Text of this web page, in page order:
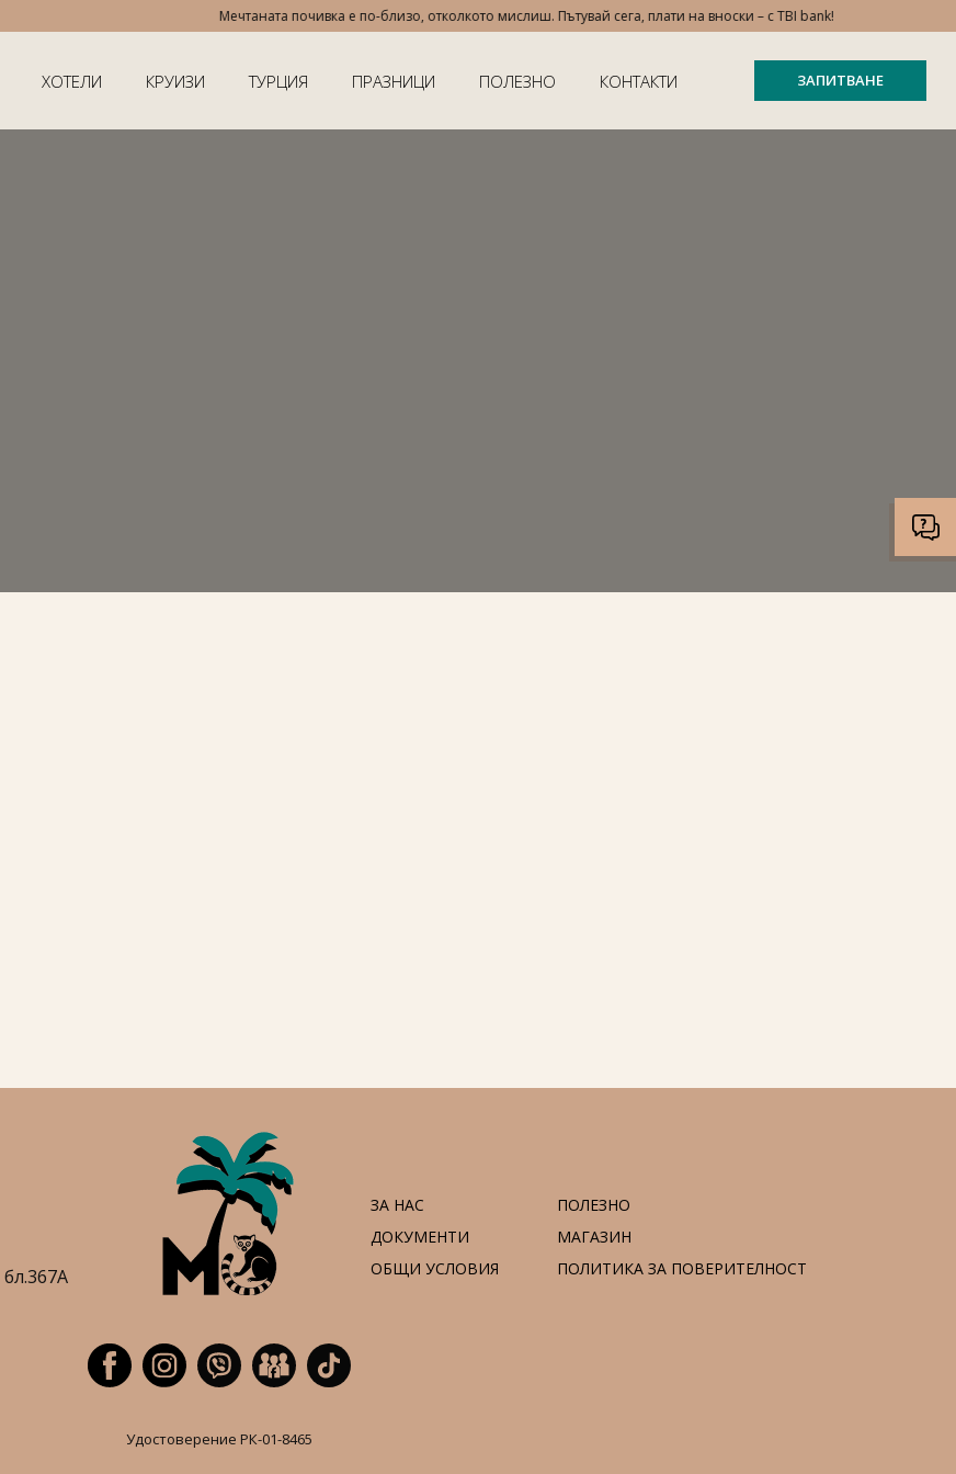
Мечтаната почивка е по-близо, отколкото мислиш. Пътувай сега, плати на вноски – с TBI bank!
ХОТЕЛИ КРУИЗИ ТУРЦИЯ ПРАЗНИЦИ ПОЛЕЗНО КОНТАКТИ ЗАПИТВАНЕ
бл.367А
ЗА НАС
ПОЛЕЗНО
ДОКУМЕНТИ
МАГАЗИН
ОБЩИ УСЛОВИЯ
ПОЛИТИКА ЗА ПОВЕРИТЕЛНОСТ
Удостоверение РК-01-8465